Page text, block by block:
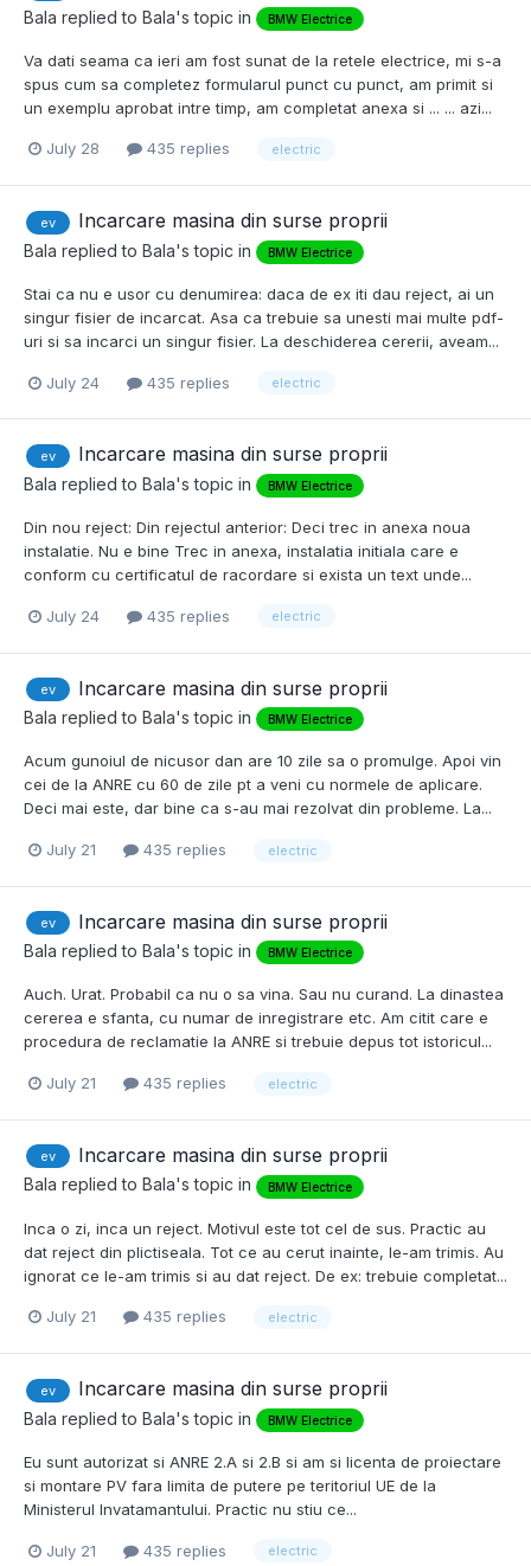
Bala replied to Bala's topic in BMW Electrice
Va dati seama ca ieri am fost sunat de la retele electrice, mi s-a
spus cum sa completez formularul punct cu punct, am primit si
un exemplu aprobat intre timp, am completat anexa si ... ... azi...
July 28 435 replies electric
ev Incarcare masina din surse proprii
Bala replied to Bala's topic in BMW Electrice
Stai ca nu e usor cu denumirea: daca de ex iti dau reject, ai un
singur fisier de incarcat. Asa ca trebuie sa unesti mai multe pdf-
uri si sa incarci un singur fisier. La deschiderea cererii, aveam...
July 24 435 replies electric
ev Incarcare masina din surse proprii
Bala replied to Bala's topic in BMW Electrice
Din nou reject: Din rejectul anterior: Deci trec in anexa noua
instalatie. Nu e bine Trec in anexa, instalatia initiala care e
conform cu certificatul de racordare si exista un text unde...
July 24 435 replies electric
ev Incarcare masina din surse proprii
Bala replied to Bala's topic in BMW Electrice
Acum gunoiul de nicusor dan are 10 zile sa o promulge. Apoi vin
cei de la ANRE cu 60 de zile pt a veni cu normele de aplicare.
Deci mai este, dar bine ca s-au mai rezolvat din probleme. La...
July 21 435 replies electric
ev Incarcare masina din surse proprii
Bala replied to Bala's topic in BMW Electrice
Auch. Urat. Probabil ca nu o sa vina. Sau nu curand. La dinastea
cererea e sfanta, cu numar de inregistrare etc. Am citit care e
procedura de reclamatie la ANRE si trebuie depus tot istoricul...
July 21 435 replies electric
ev Incarcare masina din surse proprii
Bala replied to Bala's topic in BMW Electrice
Inca o zi, inca un reject. Motivul este tot cel de sus. Practic au
dat reject din plictiseala. Tot ce au cerut inainte, le-am trimis. Au
ignorat ce le-am trimis si au dat reject. De ex: trebuie completat...
July 21 435 replies electric
ev Incarcare masina din surse proprii
Bala replied to Bala's topic in BMW Electrice
Eu sunt autorizat si ANRE 2.A si 2.B si am si licenta de proiectare
si montare PV fara limita de putere pe teritoriul UE de la
Ministerul Invatamantului. Practic nu stiu ce...
July 21 435 replies electric